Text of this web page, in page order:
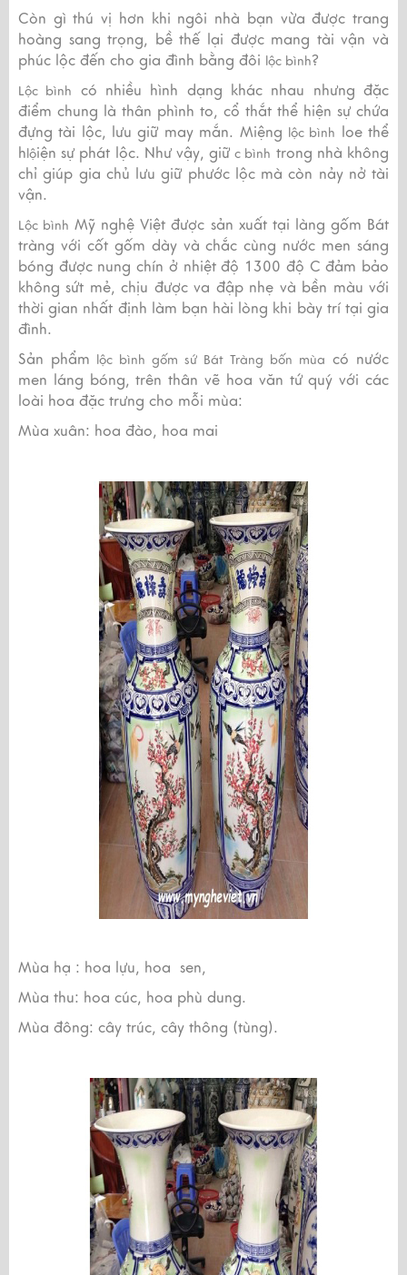
Còn gì thú vị hơn khi ngôi nhà bạn vừa được trang
hoàng sang trọng, bề thế lại được mang tài vận và
phúc lộc đến cho gia đình bằng đôi lộc bình?
Lộc bình
có nhiều hình dạng khác nhau nhưng đặc
điểm chung là thân phình to, cổ thắt thể hiện sự chứa
đựng tài lộc, lưu giữ may mắn. Miệng lộc bình loe thể
hlộiện sự phát lộc. Như vậy, giữc bình trong nhà không
chỉ giúp gia chủ lưu giữ phước lộc mà còn nảy nở tài
vận.
Lộc bình Mỹ nghệ Việt được sản xuất tại làng gốm Bát
tràng với cốt gốm dày và chắc cùng nước men sáng
bóng được nung chín ở nhiệt độ 1300 độ C đảm bảo
không sứt mẻ, chịu được va đập nhẹ và bền màu với
thời gian nhất định làm bạn hài lòng khi bày trí tại gia
đình.
Sản phẩm lộc bình gốm sứ Bát Tràng bốn mùa có nước
men láng bóng, trên thân vẽ hoa văn tứ quý với các
loài hoa đặc trưng cho mỗi mùa:
Mùa xuân: hoa đào, hoa mai
Mùa hạ : hoa lựu, hoa sen,
Mùa thu: hoa cúc, hoa phù dung.
Mùa đông: cây trúc, cây thông (tùng).